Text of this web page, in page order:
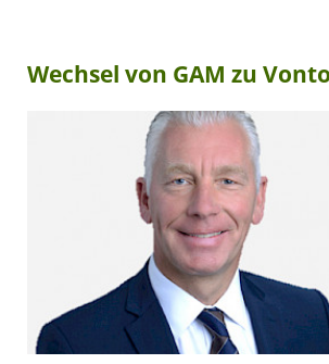
Wechsel von GAM zu